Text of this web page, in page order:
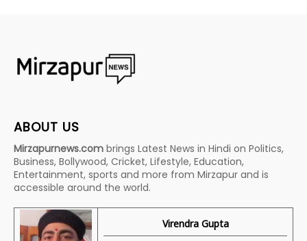
ABOUT US
Mirzapurnews.com brings Latest News in Hindi on Politics,
Business, Bollywood, Cricket, Lifestyle, Education,
Entertainment, sports and more from Mirzapur and is
accessible around the world.
Virendra Gupta